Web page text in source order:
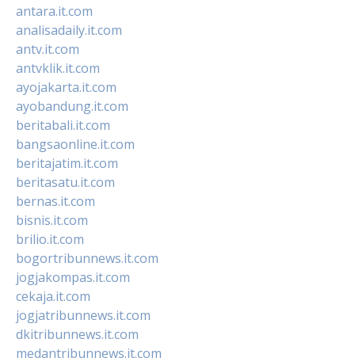
antara.it.com
analisadaily.it.com
antv.it.com
antvklik.it.com
ayojakarta.it.com
ayobandung.it.com
beritabali.it.com
bangsaonline.it.com
beritajatim.it.com
beritasatu.it.com
bernas.it.com
bisnis.it.com
brilio.it.com
bogortribunnews.it.com
jogjakompas.it.com
cekaja.it.com
jogjatribunnews.it.com
dkitribunnews.it.com
medantribunnews.it.com